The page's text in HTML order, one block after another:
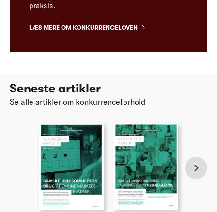
praksis.
LÆS MERE OM KONKURRENCELOVEN
Seneste artikler
Se alle artikler om konkurrenceforhold